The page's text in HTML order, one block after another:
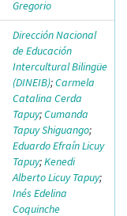
Gregorio
Dirección Nacional
de Educación
Intercultural Bilingüe
(DINEIB);Carmela
Catalina Cerda
Tapuy;Cumanda
Tapuy Shiguango;
Eduardo Efraín Licuy
Tapuy;Kenedi
Alberto Licuy Tapuy;
Inés Edelina
Coquinche